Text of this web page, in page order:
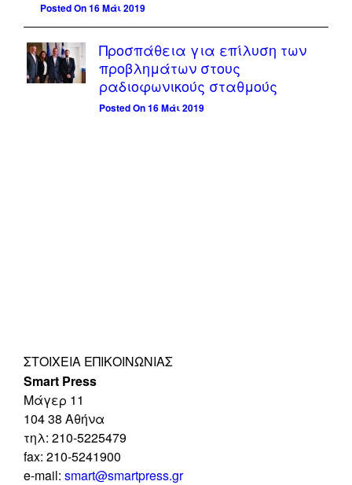
Posted On 16 Μάι 2019
Προσπάθεια για επίλυση των
προβλημάτων στους
ραδιοφωνικούς σταθμούς
Posted On 16 Μάι 2019
ΣΤΟΙΧΕΊΑ ΕΠΙΚΟΙΝΩΝΊΑΣ
Smart Press
Mάγερ 11
104 38 Αθήνα
τηλ: 210-5225479
fax: 210-5241900
e-mail: smart@smartpress.gr